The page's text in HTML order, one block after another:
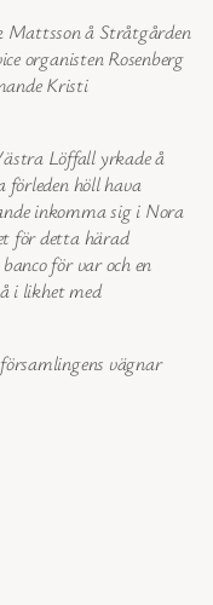
Mattsson å Stråtgården
organisten Rosenberg
Kristi
Löffall yrkade å
förleden höll hava
inkomma sig i Nora
för detta härad
för var och en
i likhet med
vägnar